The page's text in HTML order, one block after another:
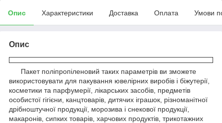
Опис Характеристики Доставка Оплата Умови
Опис
Пакет поліпропіленовий таких параметрів ви зможете
використовувати для пакування ювелірних виробів і біжутерії,
косметики та парфумерії, лікарських засобів, предметів
особистої гігієни, канцтоварів, дитячих іграшок, різноманітної
дрібноштучної продукції, морозива і снекової продукції,
макаронів, сипких товарів, харчових продуктів, трикотажних